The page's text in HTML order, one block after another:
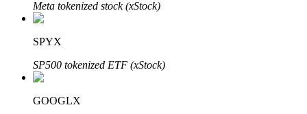
Meta tokenized stock (xStock)
SPYX
SP500 tokenized ETF (xStock)
GOOGLX